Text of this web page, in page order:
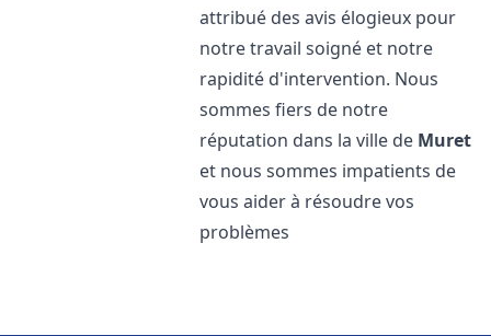
attribué des avis élogieux pour
notre travail soigné et notre
rapidité d'intervention. Nous
sommes fiers de notre
réputation dans la ville de Muret
et nous sommes impatients de
vous aider à résoudre vos
problèmes